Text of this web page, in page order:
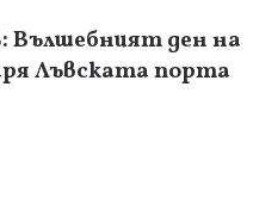
Вълшебният ден на
Лъвската порта